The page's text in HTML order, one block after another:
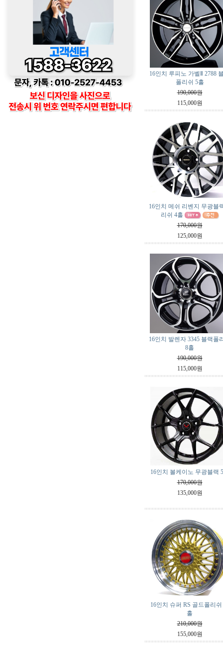
16인치 루피노 가벨Ⅱ 2788
폴리쉬 5홀
190,000원
115,000원
16인치 메쉬 리벤지 무광블
리쉬 4홀
170,000원
125,000원
16인치 발렌자 3345 블랙폴
8홀
190,000원
115,000원
16인치 볼케이노 무광블랙
170,000원
135,000원
16인치 슈퍼 RS 골드폴리쉬
홀
210,000원
155,000원